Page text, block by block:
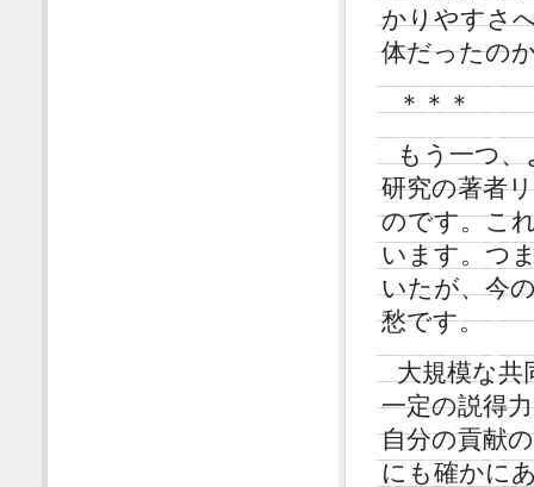
かりやすさ
体だったの
＊＊＊
もう一つ
研究の著者
のです。こ
います。つ
いたが、今
愁です。
大規模な共
一定の説得
自分の貢献
にも確かに